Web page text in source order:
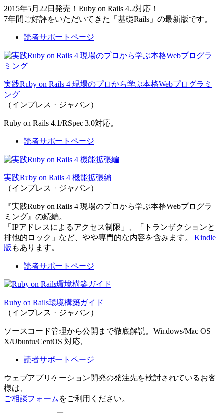
2015年5月22日発売！Ruby on Rails 4.2対応！
7年間ご好評をいただいてきた「基礎Rails」の最新版です。
読者サポートページ
実践Ruby on Rails 4 現場のプロから学ぶ本格Webプログラミ
ング
（インプレス・ジャパン）
Ruby on Rails 4.1/RSpec 3.0対応。
読者サポートページ
実践Ruby on Rails 4 機能拡張編
（インプレス・ジャパン）
『実践Ruby on Rails 4 現場のプロから学ぶ本格Webプログラ
ミング』の続編。
「IPアドレスによるアクセス制限」、「トランザクションと
排他的ロック」など、やや専門的な内容を含みます。 Kindle
版 もあります。
読者サポートページ
Ruby on Rails環境構築ガイド
（インプレス・ジャパン）
ソースコード管理から公開まで徹底解説。Windows/Mac OS
X/Ubuntu/CentOS 対応。
読者サポートページ
ウェブアプリケーション開発の発注先を検討されているお客
様は、
ご相談フォーム をご利用ください。